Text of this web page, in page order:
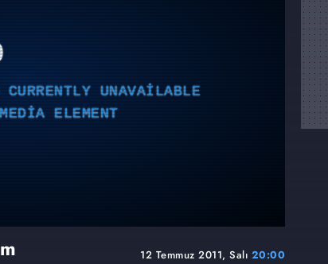
UNAVAILABLE
ELEMENT
12 Temmuz 2011, Salı 20:00